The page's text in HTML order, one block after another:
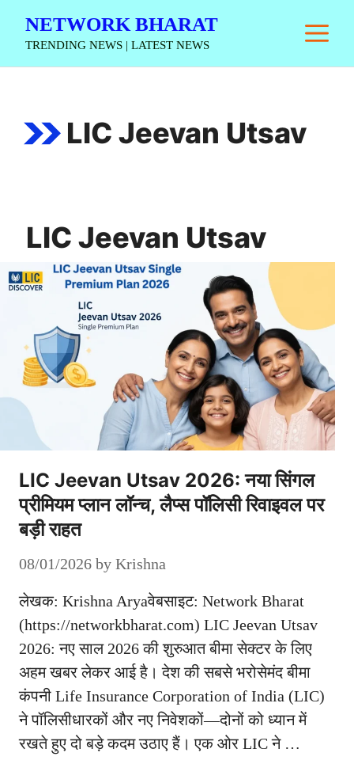
NETWORK BHARAT
TRENDING NEWS | LATEST NEWS
LIC Jeevan Utsav
LIC Jeevan Utsav
LIC Jeevan Utsav 2026: नया सिंगल
प्रीमियम प्लान लॉन्च, लैप्स पॉलिसी रिवाइवल पर
बड़ी राहत
08/01/2026 by Krishna
लेखक: Krishna Aryaवेबसाइट: Network Bharat
(https://networkbharat.com) LIC Jeevan Utsav
2026: नए साल 2026 की शुरुआत बीमा सेक्टर के लिए
अहम खबर लेकर आई है। देश की सबसे भरोसेमंद बीमा
कंपनी Life Insurance Corporation of India (LIC)
ने पॉलिसीधारकों और नए निवेशकों—दोनों को ध्यान में
रखते हुए दो बड़े कदम उठाए हैं। एक ओर LIC ने …